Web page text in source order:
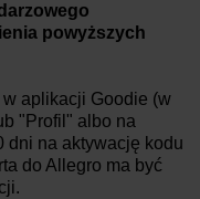
powyższych
w aplikacji Goodie (w
"Profil" albo na
dni na aktywację kodu
do Allegro ma być